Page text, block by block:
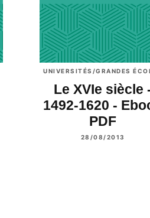
UNIVERSITÉS/GRANDES
Le XVIe siècle
1492-1620 -
PDF
28/08/2013